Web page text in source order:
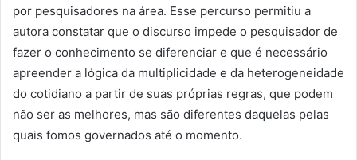
por pesquisadores na área. Esse percurso permitiu a
autora constatar que o discurso impede o pesquisador de
fazer o conhecimento se diferenciar e que é necessário
apreender a lógica da multiplicidade e da heterogeneidade
do cotidiano a partir de suas próprias regras, que podem
não ser as melhores, mas são diferentes daquelas pelas
quais fomos governados até o momento.